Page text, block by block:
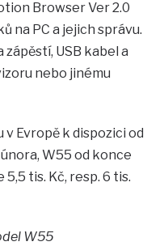
Browser Ver 2.0
na PC a jejich správu.
USB kabel a
nebo jinému
Evropě k dispozici od
W55 od konce
tis. Kč, resp. 6 tis.
W55